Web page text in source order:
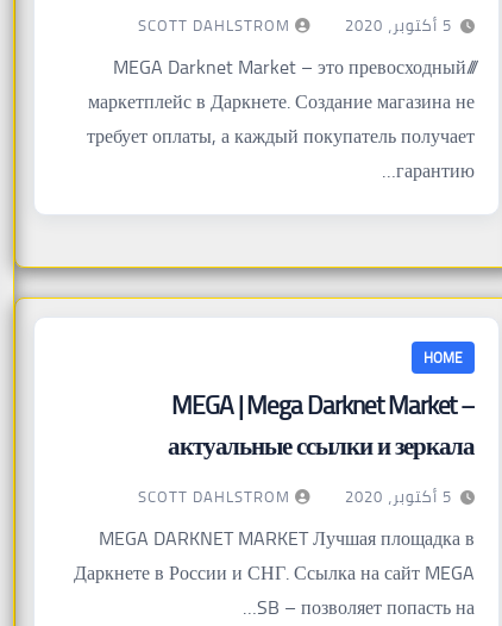
5 أكتوبر، 2020 SCOTT DAHLSTROM
/// MEGA Darknet Market – это превосходный
маркетплейс в Даркнете. Создание магазина не
требует оплаты, а каждый покупатель получает
гарантию…
HOME
MEGA | Mega Darknet Market –
актуальные ссылки и зеркала
5 أكتوبر، 2020 SCOTT DAHLSTROM
MEGA DARKNET MARKET Лучшая площадка в
Даркнете в России и СНГ. Ссылка на сайт MEGA
SB – позволяет попасть на…